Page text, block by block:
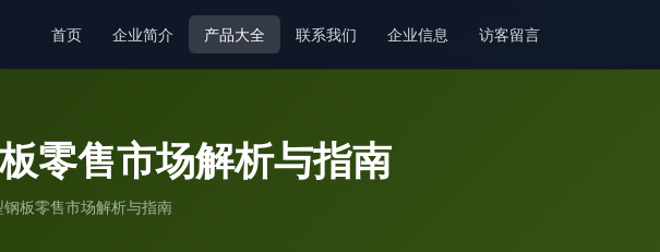
首页 企业简介 产品大全 联系我们 企业信息 访客留言
零售市场解析与指南
板零售市场解析与指南